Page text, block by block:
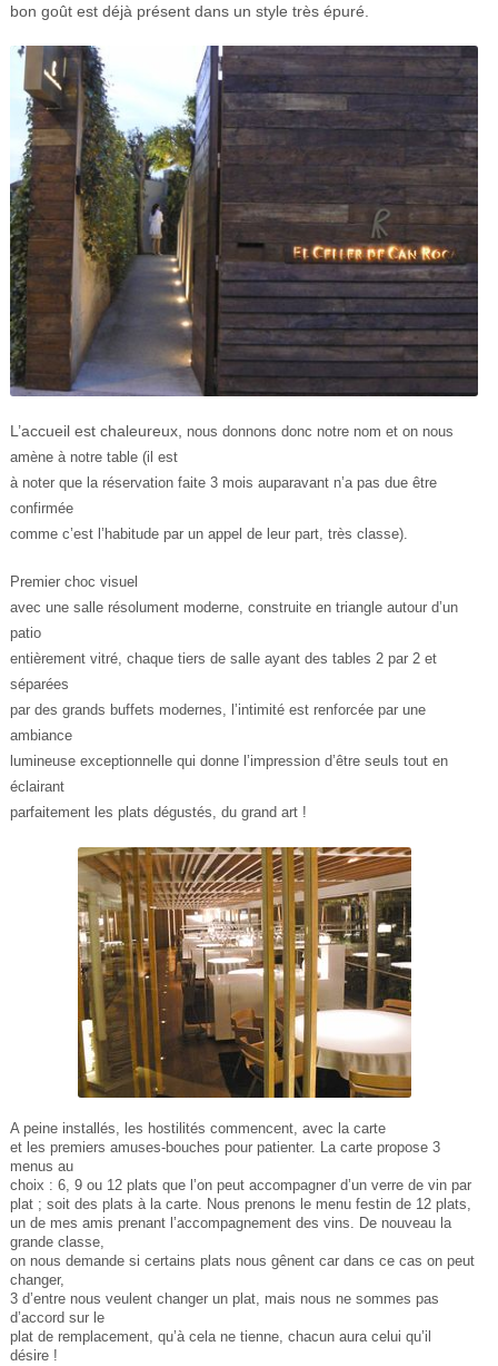
bon goût est déjà présent dans un style très épuré.
L’accueil est chaleureux, nous donnons donc notre nom et on nous
amène à notre table (il est
à noter que la réservation faite 3 mois auparavant n’a pas due être
confirmée
comme c’est l’habitude par un appel de leur part, très classe).
Premier choc visuel
avec une salle résolument moderne, construite en triangle autour d’un
patio
entièrement vitré, chaque tiers de salle ayant des tables 2 par 2 et
séparées
par des grands buffets modernes, l’intimité est renforcée par une
ambiance
lumineuse exceptionnelle qui donne l’impression d’être seuls tout en
éclairant
parfaitement les plats dégustés, du grand art !
A peine installés, les hostilités commencent, avec la carte
et les premiers amuses-bouches pour patienter. La carte propose 3
menus au
choix : 6, 9 ou 12 plats que l’on peut accompagner d’un verre de vin par
plat ; soit des plats à la carte. Nous prenons le menu festin de 12 plats,
un de mes amis prenant l’accompagnement des vins. De nouveau la
grande classe,
on nous demande si certains plats nous gênent car dans ce cas on peut
changer,
3 d’entre nous veulent changer un plat, mais nous ne sommes pas
d’accord sur le
plat de remplacement, qu’à cela ne tienne, chacun aura celui qu’il
désire !